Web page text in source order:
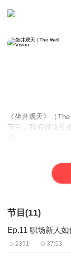
《坐井观天》（
节目，我们讨论社
美岭 非典型北方
典型南方人
节目(11)
Ep.11 职场新人
2391 37:53